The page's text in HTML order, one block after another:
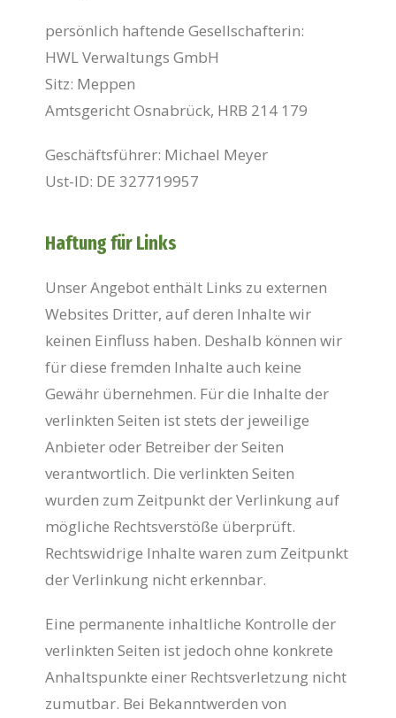
persönlich haftende Gesellschafterin:
HWL Verwaltungs GmbH
Sitz: Meppen
Amtsgericht Osnabrück, HRB 214 179
Geschäftsführer: Michael Meyer
Ust-ID: DE 327719957
Haftung für Links
Unser Angebot enthält Links zu externen
Websites Dritter, auf deren Inhalte wir
keinen Einfluss haben. Deshalb können wir
für diese fremden Inhalte auch keine
Gewähr übernehmen. Für die Inhalte der
verlinkten Seiten ist stets der jeweilige
Anbieter oder Betreiber der Seiten
verantwortlich. Die verlinkten Seiten
wurden zum Zeitpunkt der Verlinkung auf
mögliche Rechtsverstöße überprüft.
Rechtswidrige Inhalte waren zum Zeitpunkt
der Verlinkung nicht erkennbar.
Eine permanente inhaltliche Kontrolle der
verlinkten Seiten ist jedoch ohne konkrete
Anhaltspunkte einer Rechtsverletzung nicht
zumutbar. Bei Bekanntwerden von